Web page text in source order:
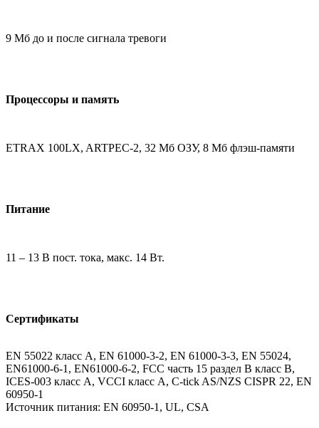
9 Мб до и после сигнала тревоги
Процессоры и память
ETRAX 100LX, ARTPEC-2, 32 Мб ОЗУ, 8 Мб флэш-памяти
Питание
11 – 13 В пост. тока, макс. 14 Вт.
Сертификаты
EN 55022 класс A, EN 61000-3-2, EN 61000-3-3, EN 55024,
EN61000-6-1, EN61000-6-2, FCC часть 15 раздел B класс B,
ICES-003 класс A, VCCI класс A, C-tick AS/NZS CISPR 22, EN
60950-1
Источник питания: EN 60950-1, UL, CSA